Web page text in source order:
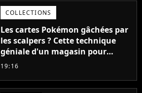
COLLECTIONS
Les cartes Pokémon gâchées par
les scalpers ? Cette technique
géniale d'un magasin pour
ruiner les revendeurs
19:16